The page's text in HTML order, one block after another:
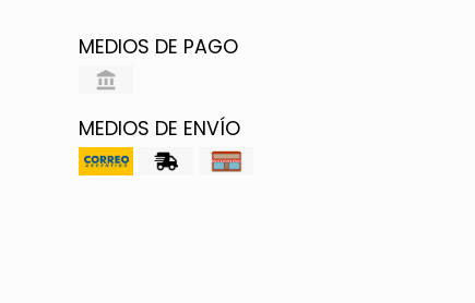
MEDIOS DE PAGO
MEDIOS DE ENVÍO